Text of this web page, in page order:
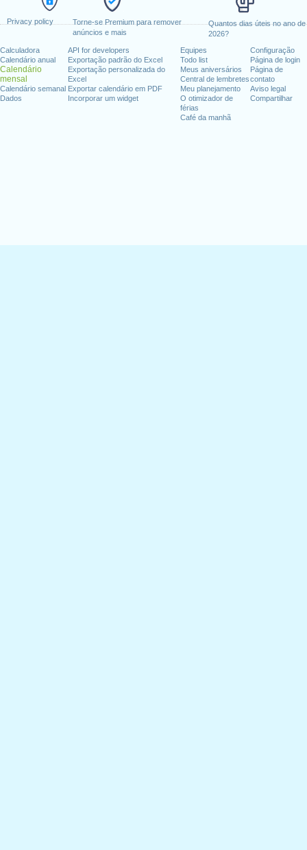
Privacy policy
Torne-se Premium para remover
anúncios e mais
Quantos dias úteis no ano de
2026?
Calculadora
Calendário anual
Calendário
mensal
Calendário semanal
Dados
API for developers
Exportação padrão do Excel
Exportação personalizada do
Excel
Exportar calendário em PDF
Incorporar um widget
Equipes
Todo list
Meus aniversários
Central de lembretes
Meu planejamento
O otimizador de
férias
Café da manhã
Configuração
Página de login
Página de
contato
Aviso legal
Compartilhar